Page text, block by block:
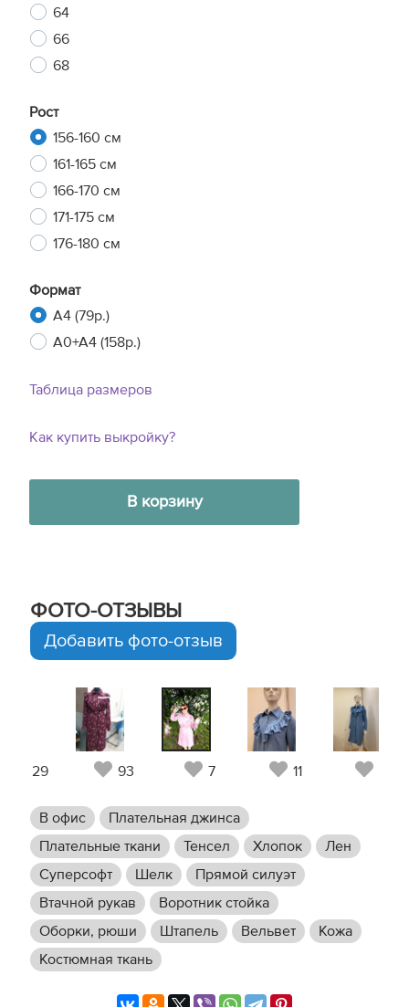
64
66
68
Рост
156-160 см
161-165 см
166-170 см
171-175 см
176-180 см
Формат
A4 (79р.)
A0+A4 (158р.)
Таблица размеров
Как купить выкройку?
В корзину
ФОТО-ОТЗЫВЫ
Добавить фото-отзыв
29 93 7 11
В офис
Плательная джинса
Плательные ткани
Тенсел Хлопок
Лен
Суперсофт
Шелк
Прямой силуэт
Втачной рукав
Воротник стойка
Оборки, рюши
Штапель Вельвет
Кожа
Костюмная ткань